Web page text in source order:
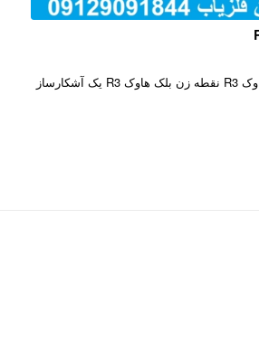
معرفی نقطه زن بلک هاوک R3 نقطه زن بلک هاوک R3 یک آشکارساز